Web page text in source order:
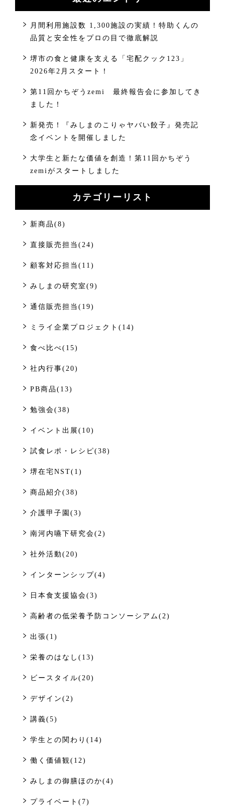
月間利用施設数 1,300施設の実績！特助くんの
品質と安全性をプロの目で徹底解説
堺市の食と健康を支える「宅配クック123」
2026年2月スタート！
第11回かちぞうzemi 最終報告会に参加してき
ました！
新発売！『みしまのこりゃヤバい餃子』発売記
念イベントを開催しました
大学生と新たな価値を創造！第11回かちぞう
zemiがスタートしました
カテゴリーリスト
新商品(8)
直接販売担当(24)
顧客対応担当(11)
みしまの研究室(9)
通信販売担当(19)
ミライ企業プロジェクト(14)
食べ比べ(15)
社内行事(20)
PB商品(13)
勉強会(38)
イベント出展(10)
試食レポ・レシピ(38)
堺在宅NST(1)
商品紹介(38)
介護甲子園(3)
南河内嚥下研究会(2)
社外活動(20)
インターンシップ(4)
日本食支援協会(3)
高齢者の低栄養予防コンソーシアム(2)
出張(1)
栄養のはなし(13)
ビースタイル(20)
デザイン(2)
講義(5)
学生との関わり(14)
働く価値観(12)
みしまの御膳ほのか(4)
プライベート(7)